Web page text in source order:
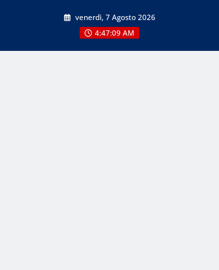
venerdì, 7 Agosto 2026
4:47:10 AM